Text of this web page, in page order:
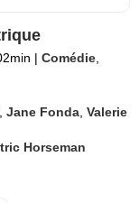
| Comédie
,Jane Fonda ,Valerie
Horseman